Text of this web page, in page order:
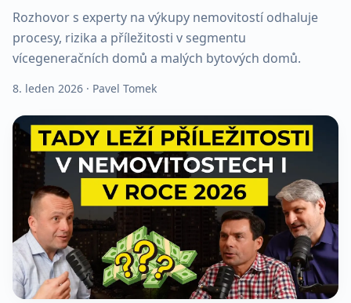
Rozhovor s experty na výkupy nemovitostí odhaluje
procesy, rizika a příležitosti v segmentu
vícegeneračních domů a malých bytových domů.
8. leden 2026 · Pavel Tomek